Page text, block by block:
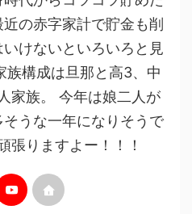
の赤字家計で貯金も削
けないといろいろと見
族構成は旦那と高3、中
家族。 今年は娘二人が
うな一年になりそうで
張りますよー！！！